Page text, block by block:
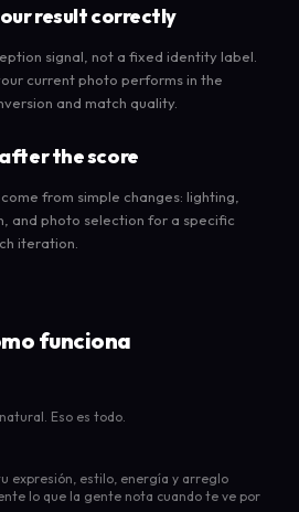
result correctly
signal, not a fixed identity label.
current photo performs in the
and match quality.
the score
from simple changes: lighting,
and photo selection for a specific
iteration.
funciona
Eso es todo.
expresión, estilo, energía y arreglo
lo que la gente nota cuando te ve por